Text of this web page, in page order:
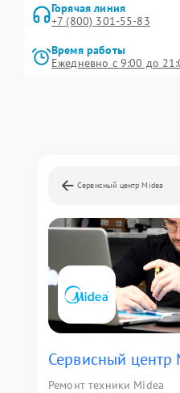
Горячая линия
+7 (800) 301-55-83
Время работы
Ежедневно с 9:00 до
Сервисный центр Midea
Сервисный центр
Ремонт техники Midea